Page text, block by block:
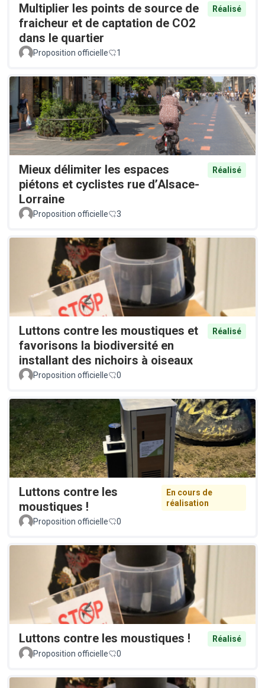
Multiplier les points de source de
fraicheur et de captation de CO2
dans le quartier
Réalisé
Proposition officielle 1
Mieux délimiter les espaces
piétons et cyclistes rue d’Alsace-
Lorraine
Réalisé
Proposition officielle 3
Luttons contre les moustiques et
favorisons la biodiversité en
installant des nichoirs à oiseaux
Réalisé
Proposition officielle 0
Luttons contre les
moustiques !
En cours de
réalisation
Proposition officielle
0
Luttons contre les moustiques !
Réalisé
Proposition officielle
0